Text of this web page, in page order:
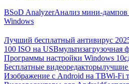
BSoD AnalyzerАнализ мини-дампов
Windows
Лучший бесплатный антивирус
100 ISO на USB
Программы настройки Windows 10
Бесплатные видеоредакторылучшие
Изображение с Android на ТВWi-Fi